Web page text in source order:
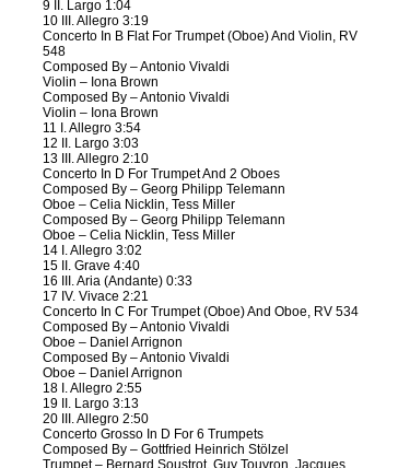
9 II. Largo 1:04
10 III. Allegro 3:19
Concerto In B Flat For Trumpet (Oboe) And Violin, RV
548
Composed By – Antonio Vivaldi
Violin – Iona Brown
Composed By – Antonio Vivaldi
Violin – Iona Brown
11 I. Allegro 3:54
12 II. Largo 3:03
13 III. Allegro 2:10
Concerto In D For Trumpet And 2 Oboes
Composed By – Georg Philipp Telemann
Oboe – Celia Nicklin, Tess Miller
Composed By – Georg Philipp Telemann
Oboe – Celia Nicklin, Tess Miller
14 I. Allegro 3:02
15 II. Grave 4:40
16 III. Aria (Andante) 0:33
17 IV. Vivace 2:21
Concerto In C For Trumpet (Oboe) And Oboe, RV 534
Composed By – Antonio Vivaldi
Oboe – Daniel Arrignon
Composed By – Antonio Vivaldi
Oboe – Daniel Arrignon
18 I. Allegro 2:55
19 II. Largo 3:13
20 III. Allegro 2:50
Concerto Grosso In D For 6 Trumpets
Composed By – Gottfried Heinrich Stölzel
Trumpet – Bernard Soustrot, Guy Touvron, Jacques